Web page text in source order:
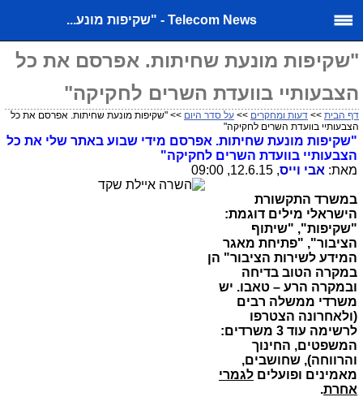
Telecom News - "שקיפות מונע...
"שקיפות מונעת שחיתות. אפרסם את כל
הצבעותיי בוועדת השרים לחקיקה"
דף הבית >> דעות ומחקרים >> על סדר היום >> "שקיפות מונעת שחיתות. אפרסם את כל
הצבעותיי בוועדת השרים לחקיקה"
"שקיפות מונעת שחיתות. אפרסם מידי שבוע באתר שלי את כל
הצבעותיי בוועדת השרים לחקיקה"
מאת: אבי וייס, 12.6.15, 09:00
במשרד התקשורת
הישראלי מילים דוגמת:
"שקיפות", "שיתוף
הציבור", "פתיחת מאגר
המידע לשירות הציבור" הן
במקרה הטוב בדיחה
ובמקרה הרע – טאבו. יש
משרדי ממשלה רבים
(ולאחרונה הצטרפו
לרשימה עוד 3 משרדים:
המשפטים, החינוך
והרווחה), שחושבים,
מאמינים ופועלים לגמרי
אחרת.